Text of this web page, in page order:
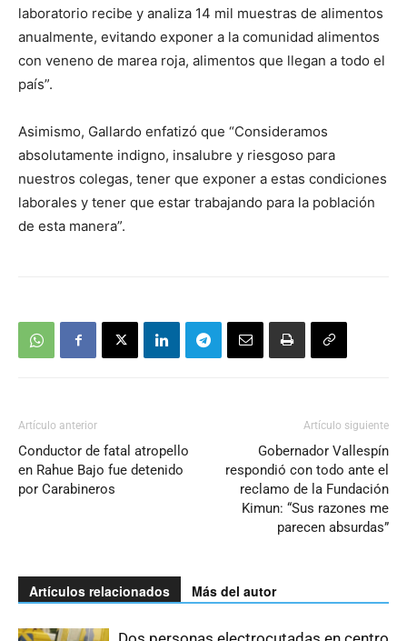
laboratorio recibe y analiza 14 mil muestras de alimentos
anualmente, evitando exponer a la comunidad alimentos
con veneno de marea roja, alimentos que llegan a todo el
país”.
Asimismo, Gallardo enfatizó que “Consideramos
absolutamente indigno, insalubre y riesgoso para
nuestros colegas, tener que exponer a estas condiciones
laborales y tener que estar trabajando para la población
de esta manera”.
Artículo anterior
Conductor de fatal atropello
en Rahue Bajo fue detenido
por Carabineros
Artículo siguiente
Gobernador Vallespín
respondió con todo ante el
reclamo de la Fundación
Kimun: “Sus razones me
parecen absurdas”
Artículos relacionados Más del autor